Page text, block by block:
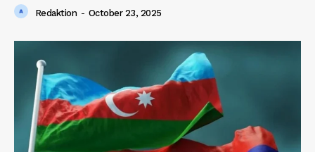
Redaktion - October 23, 2025